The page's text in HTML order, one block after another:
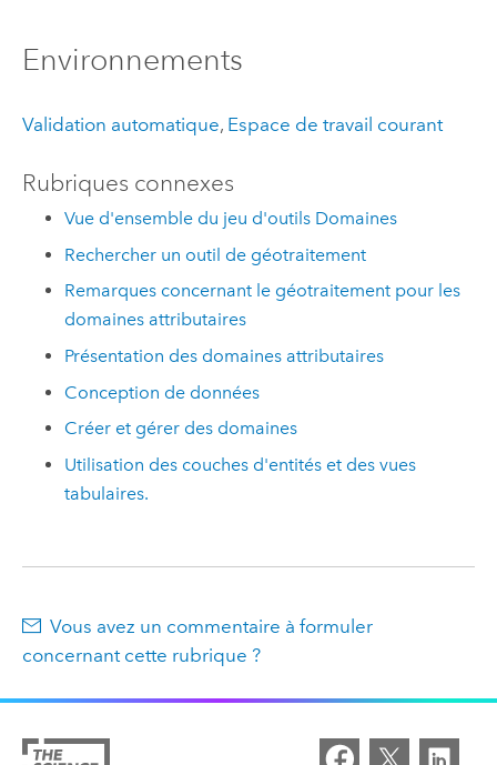
Environnements
Validation automatique, Espace de travail courant
Rubriques connexes
Vue d'ensemble du jeu d'outils Domaines
Rechercher un outil de géotraitement
Remarques concernant le géotraitement pour les
domaines attributaires
Présentation des domaines attributaires
Conception de données
Créer et gérer des domaines
Utilisation des couches d'entités et des vues
tabulaires.
Vous avez un commentaire à formuler
concernant cette rubrique ?